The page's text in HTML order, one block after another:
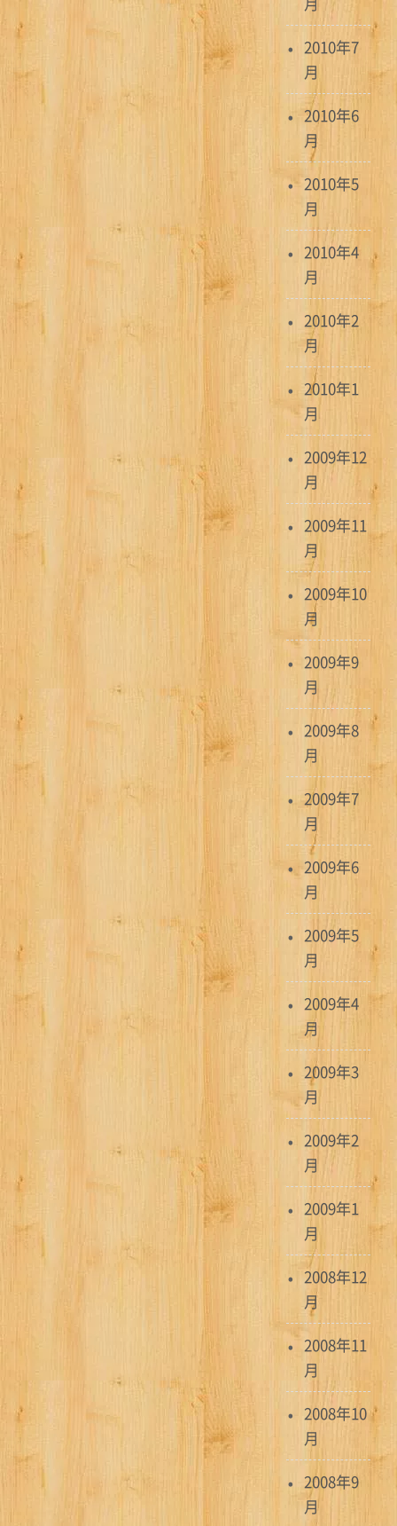
2010年7
月
2010年6
月
2010年5
月
2010年4
月
2010年2
月
2010年1
月
2009年12
月
2009年11
月
2009年10
月
2009年9
月
2009年8
月
2009年7
月
2009年6
月
2009年5
月
2009年4
月
2009年3
月
2009年2
月
2009年1
月
2008年12
月
2008年11
月
2008年10
月
2008年9
月